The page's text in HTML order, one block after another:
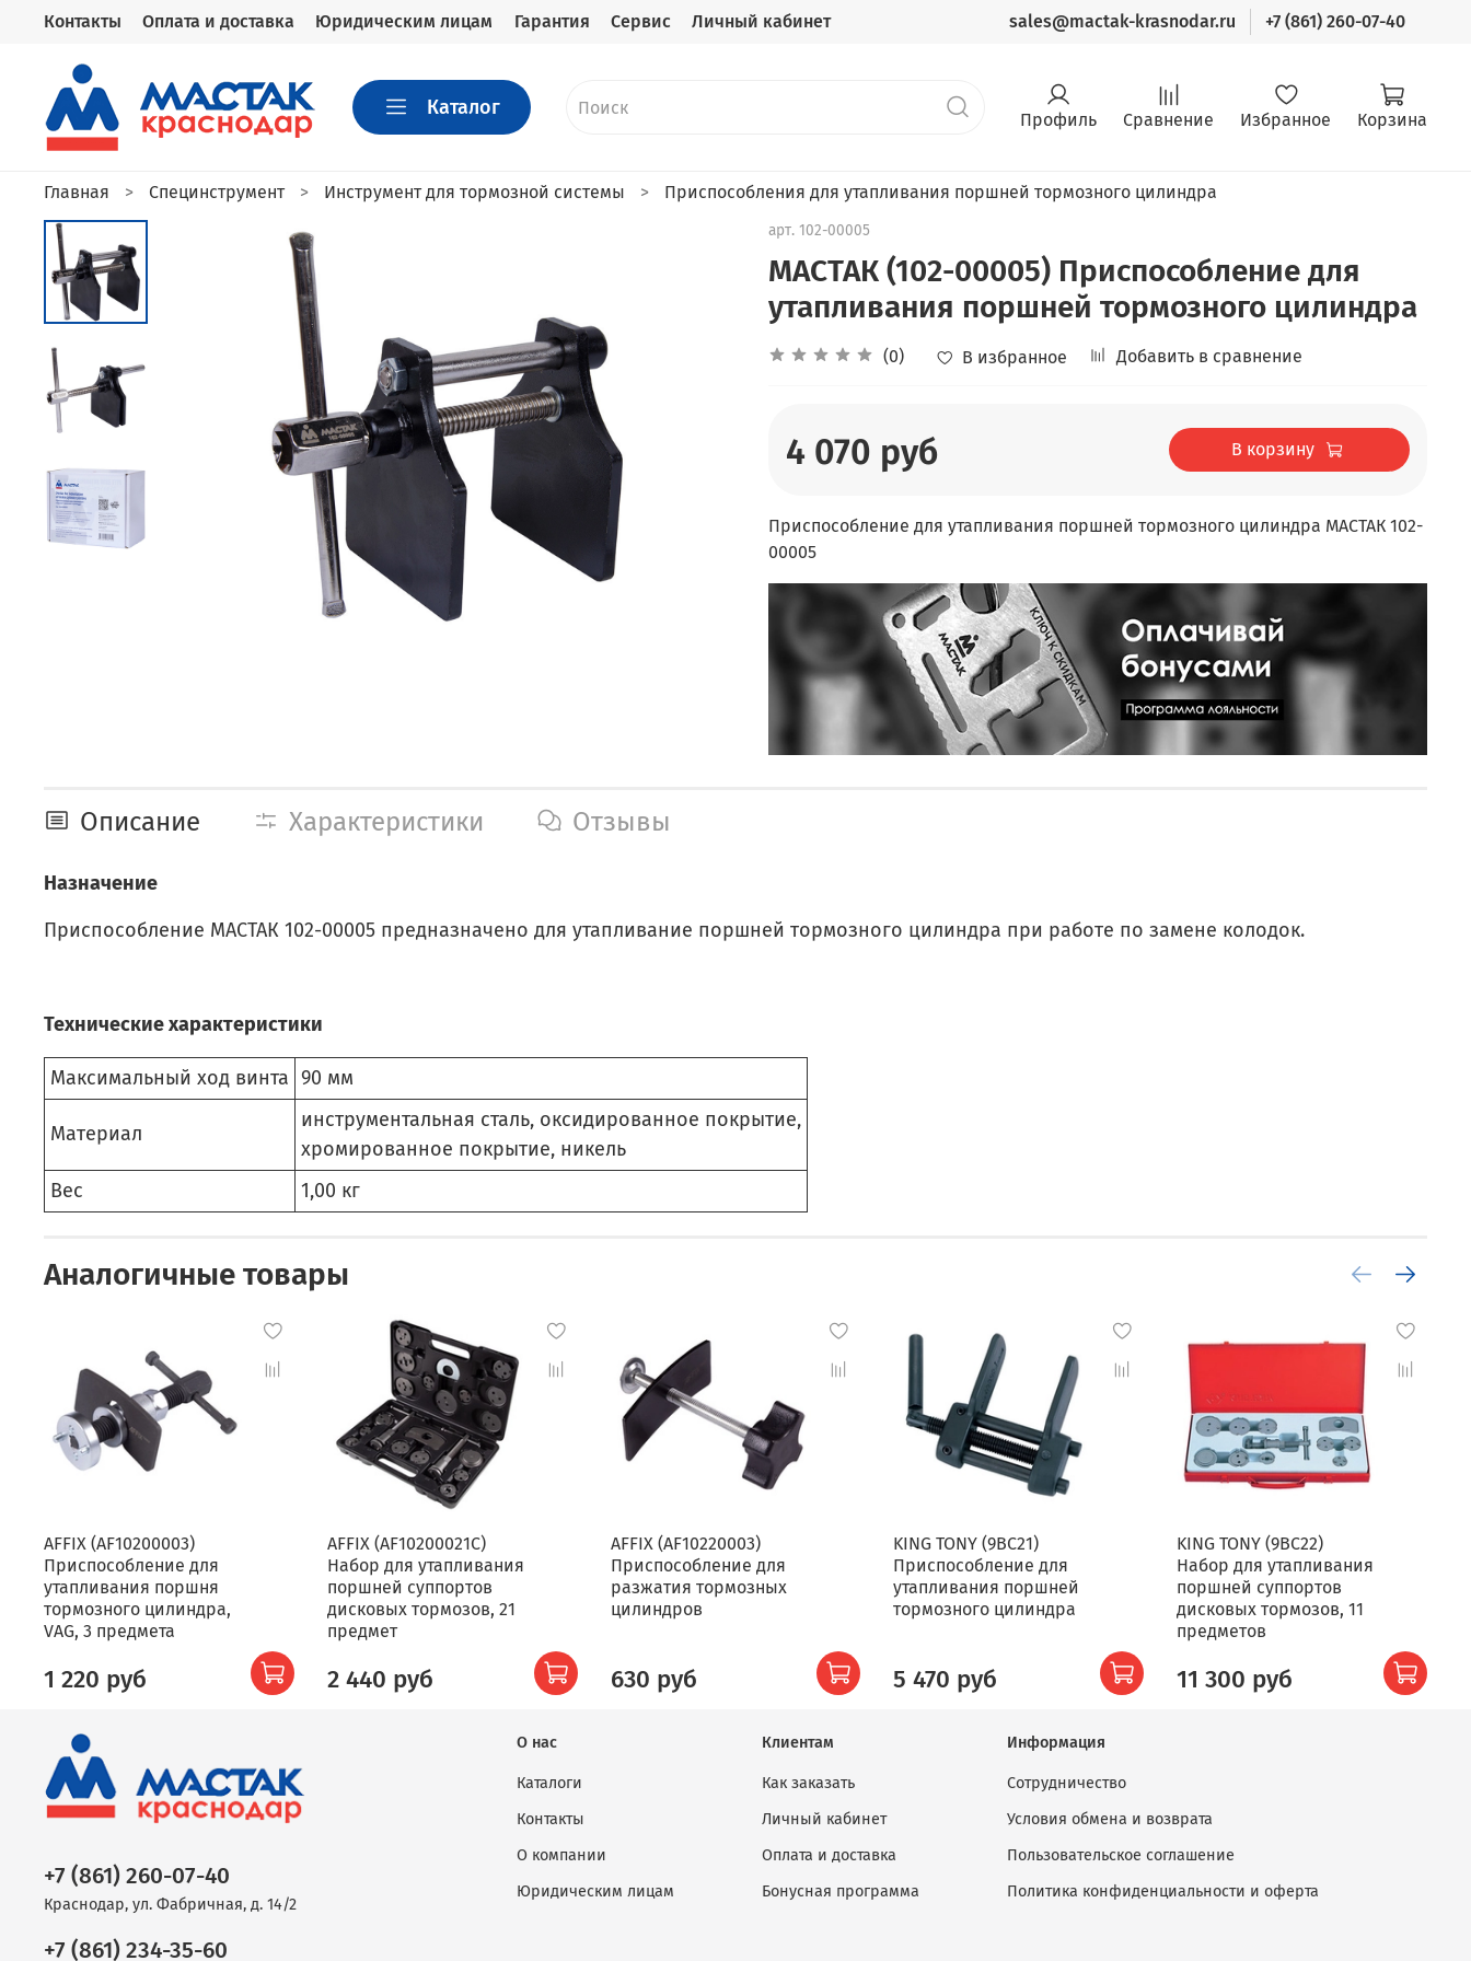
Контакты Оплата и доставка Юридическим лицам Гарантия Сервис Личный кабинет sales@mactak-krasnodar.ru +7 (861) 260-07-40
Каталог Профиль Сравнение Избранное Корзина
Главная Специнструмент Инструмент для тормозной системы Приспособления для утапливания поршней тормозного цилиндра
арт. 102-00005
МАСТАК (102-00005) Приспособление для
утапливания поршней тормозного цилиндра
(0) В избранное Добавить в сравнение
4 070 руб В корзину
Приспособление для утапливания поршней тормозного цилиндра МАСТАК 102-
00005
Описание Характеристики Отзывы
Назначение
Приспособление МАСТАК 102-00005 предназначено для утапливание поршней тормозного цилиндра при работе по замене колодок.
Технические характеристики
Максимальный ход винта 90 мм
Материал
инструментальная сталь, оксидированное покрытие,
хромированное покрытие, никель
Вес
1,00 кг
Аналогичные товары
AFFIX (AF10200003)
Приспособление для
утапливания поршня
тормозного цилиндра,
VAG, 3 предмета
1 220 руб
AFFIX (AF10200021C)
Набор для утапливания
поршней суппортов
дисковых тормозов, 21
предмет
2 440 руб
AFFIX (AF10220003)
Приспособление для
разжатия тормозных
цилиндров
630 руб
KING TONY (9BC21)
Приспособление для
утапливания поршней
тормозного цилиндра
5 470 руб
KING TONY (9BC22)
Набор для утапливания
поршней суппортов
дисковых тормозов, 11
предметов
11 300 руб
О нас
Каталоги
Контакты
О компании
Юридическим лицам
Клиентам
Как заказать
Личный кабинет
Оплата и доставка
Бонусная программа
Информация
Сотрудничество
Условия обмена и возврата
Пользовательское соглашение
Политика конфиденциальности и оферта
+7 (861) 260-07-40
Краснодар, ул. Фабричная, д. 14/2
+7 (861) 234-35-60